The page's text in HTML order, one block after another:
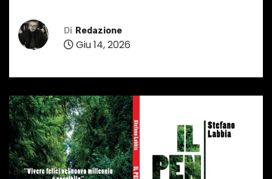
Di Redazione
Giu 14, 2026